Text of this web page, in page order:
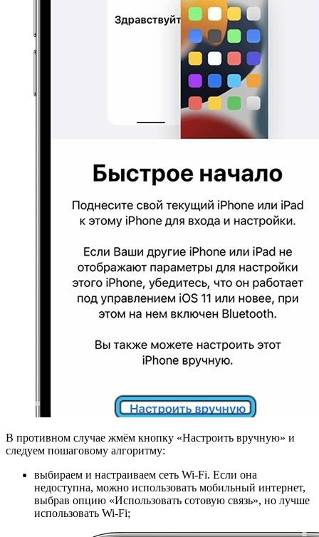
В противном случае жмём кнопку «Настроить вручную» и
следуем пошаговому алгоритму:
выбираем и настраиваем сеть Wi-Fi. Если она
недоступна, можно использовать мобильный интернет,
выбрав опцию «Использовать сотовую связь», но лучше
использовать Wi-Fi;